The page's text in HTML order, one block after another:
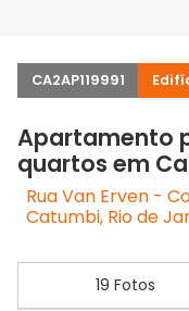
CA2AP119991
Apartamento
quartos em
Rua Van Erven -
Catumbi, Rio de
19 Fotos